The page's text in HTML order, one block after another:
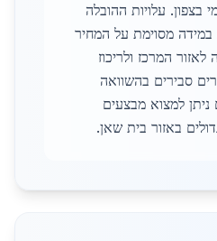
בצפון. עלויות ההובלה
במידה מסוימת על המחיר
המרכז ולריכוז
סבירים בהשוואה
למצוא מבצעים
באזור בית שאן.